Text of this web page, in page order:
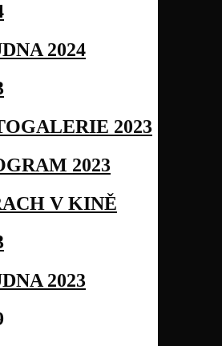
2024
2023
2023
V KINĚ
2023